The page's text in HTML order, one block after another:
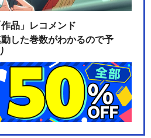
品」レコメンド
した巻数がわかるので予